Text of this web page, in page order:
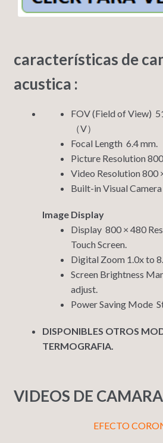
características de
acustica :
FOV (Field of View)
（V）
Focal Length 6.4 mm.
Picture Resolution
Video Resolution 800
Built-in Visual
Image Display
Display 800 × 480
Touch Screen.
Digital Zoom 1.0x to
Screen Brightness
adjust.
Power Saving Mode
DISPONIBLES OTROS
TERMOGRAFIA.
VIDEOS DE
EFECTO